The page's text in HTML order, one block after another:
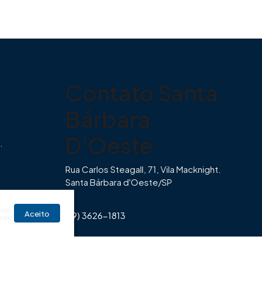
Aceito
Contato Santa
Bárbara
D'Oeste
Rua Carlos Steagall, 71, Vila Macknight.
Santa Bárbara d'Oeste/SP
(19) 3626-1813